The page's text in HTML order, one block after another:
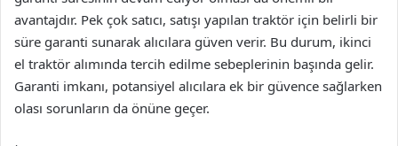
avantajdır. Pek çok satıcı, satışı yapılan traktör için belirli bir
süre garanti sunarak alıcılara güven verir. Bu durum, ikinci
el traktör alımında tercih edilme sebeplerinin başında gelir.
Garanti imkanı, potansiyel alıcılara ek bir güvence sağlarken
olası sorunların da önüne geçer.